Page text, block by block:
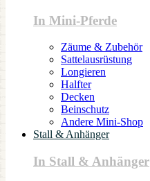
In Mini-Pferde
Zäume & Zubehör
Sattelausrüstung
Longieren
Halfter
Decken
Beinschutz
Andere Mini-Shop
Stall & Anhänger
In Stall & Anhänger